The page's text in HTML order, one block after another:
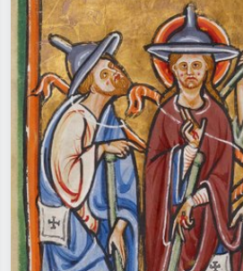
akt.